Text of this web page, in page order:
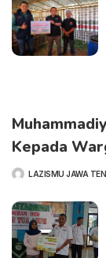
Kepada
POSTEDLAZISMU JAWA